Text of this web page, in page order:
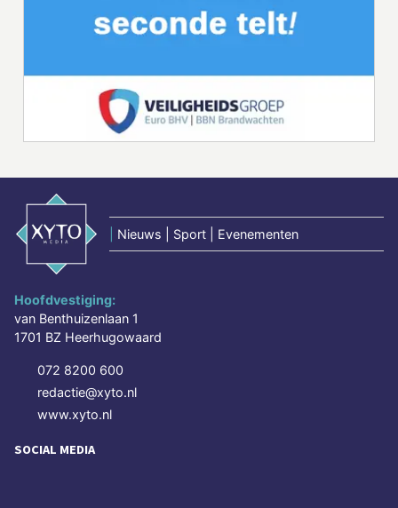
Nieuws | Sport | Evenementen
Hoofdvestiging:
van Benthuizenlaan 1
1701 BZ Heerhugowaard
072 8200 600
redactie@xyto.nl
www.xyto.nl
SOCIAL MEDIA